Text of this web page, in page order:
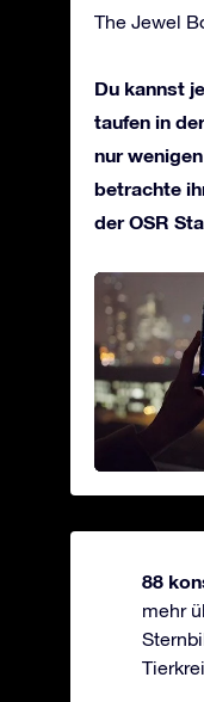
The Jewel
Du kannst
taufen in
nur
betrachte
der OSR
88
mehr